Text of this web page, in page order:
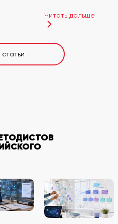
Читать дальше